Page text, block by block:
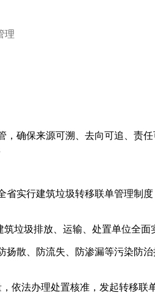
理
，确保来源可溯、去向可追、
实行建筑垃圾转移联单管理制
垃圾排放、运输、处置单位全
散、防流失、防渗漏等污染防
依法办理处置核准，发起转移